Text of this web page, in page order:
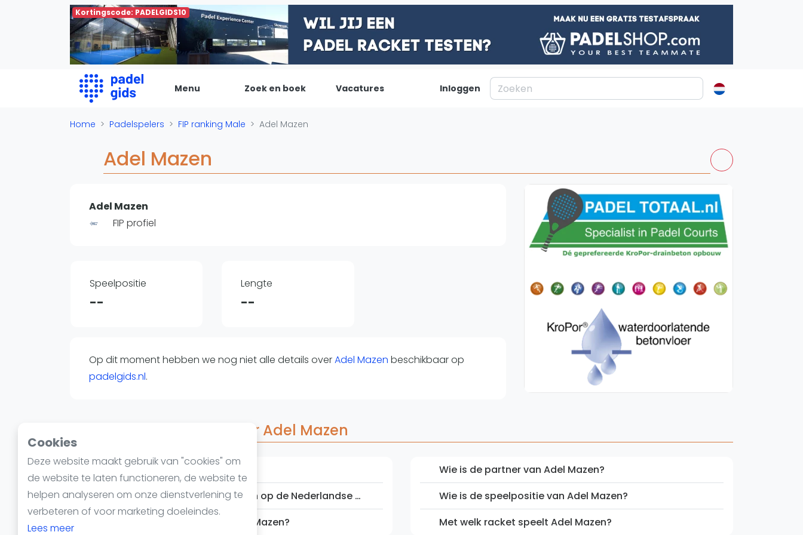
Cookies
Deze website maakt gebruik van "cookies" om
de website te laten functioneren, de website te
helpen analyseren om onze dienstverlening te
verbeteren of voor marketing doeleindes.
Lees meer
Kortingscode: PADELGIDS10
Menu
De Padel Gids
Alle padel locaties
Padelwinkels
Organisatie
Merken
Padelscholen
Toevoegen data
Padel
Adverteren
WhatsApp
Join WhatsApp Community
Zoek en boek Vacatures Inloggen
Home Padelspelers FIP ranking Male Adel Mazen
Adel Mazen
Adel Mazen
FIP profiel
Speelpositie
--
Lengte
--
Op dit moment hebben we nog niet alle details overAdel Mazen beschikbaar op
padelgids.nl.
Veelgestelde vragen over Adel Mazen
Hoe oud is Adel Mazen?
Wat is de positie van Adel Mazen op de Nederlandse ranglijst?
Wat is de nationaliteit van Adel Mazen?
Wie is de partner van Adel Mazen?
Wie is de speelpositie van Adel Mazen?
Met welk racket speelt Adel Mazen?